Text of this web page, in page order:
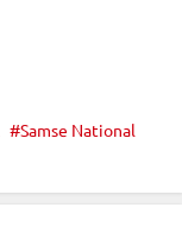
Samse National